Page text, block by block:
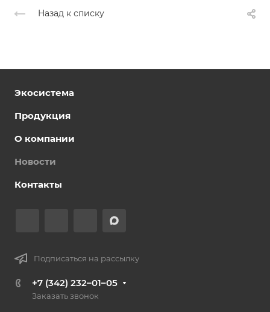
Назад к списку
Экосистема
Продукция
О компании
Новости
Контакты
Подписаться на рассылку
+7 (342) 232–01–05
Заказать звонок